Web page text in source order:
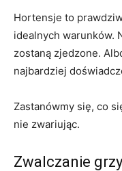
Hortensje to
idealnych warunków.
zostaną zjedzone.
najbardziej
Zastanówmy się, co
nie zwariując.
Zwalczanie